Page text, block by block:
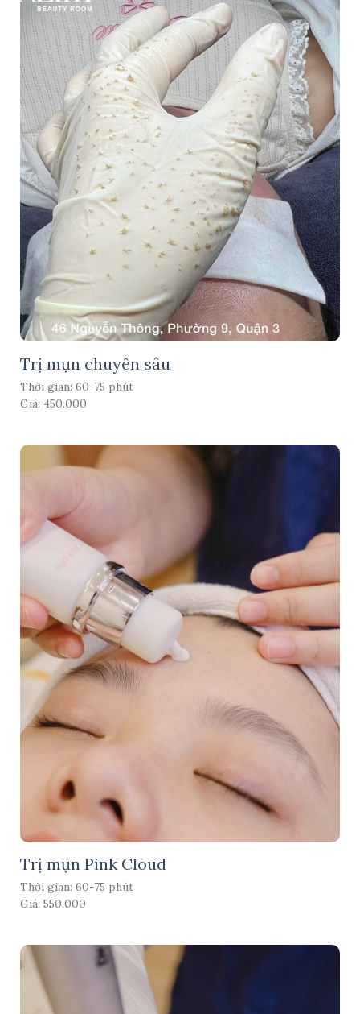
Trị mụn chuyên sâu
Thời gian: 60-75 phút
Giá: 450.000
Trị mụn Pink Cloud
Thời gian: 60-75 phút
Giá: 550.000